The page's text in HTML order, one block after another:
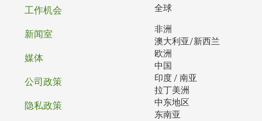
全球
非洲
澳大利亚/新西兰
欧洲
中国
印度 / 南亚
拉丁美洲
中东地区
东南亚
页
脚
工作机会
新闻室
媒体
公司政策
隐私政策